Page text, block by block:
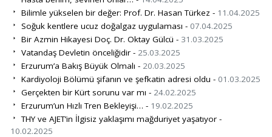
Bilimle yükselen bir değer: Prof. Dr. Hasan Türkez - 11.04.2025
Soğuk kentlere ucuz doğalgaz uygulaması - 07.04.2025
Bir Azmin Hikayesi Doç. Dr. Oktay Gülcü - 31.03.2025
Vatandaş Devletin önceliğidir - 25.03.2025
Erzurum’a Bakış Büyük Olmalı - 20.03.2025
Kardiyoloji Bölümü şifanın ve şefkatin adresi oldu - 01.03.2025
Gerçekten bir Kürt sorunu var mı - 24.02.2025
Erzurum’un Hızlı Tren Bekleyişi… - 19.02.2025
THY ve AJET’in İlgisiz yaklaşımı mağduriyet yaşatıyor -
10.02.2025